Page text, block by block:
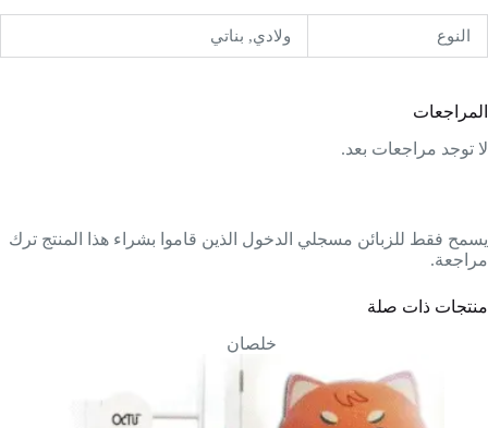
النوع ولادي, بناتي
المراجعات
لا توجد مراجعات بعد.
يسمح فقط للزبائن مسجلي الدخول الذين قاموا بشراء هذا المنتج ترك
مراجعة.
منتجات ذات صلة
خلصان